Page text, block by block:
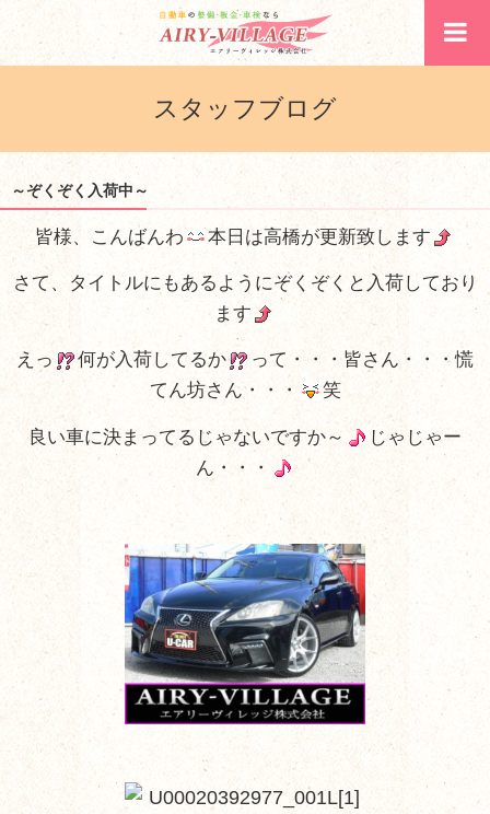
スタッフブログ
～ぞくぞく入荷中～
皆様、こんばんわ 本日は高橋が更新致します
さて、タイトルにもあるようにぞくぞくと入荷しており
ます
えっ 何が入荷してるか
って・・・皆さん・・・慌
てん坊さん・・・
笑
良い車に決まってるじゃないですか～
じゃじゃー
ん・・・